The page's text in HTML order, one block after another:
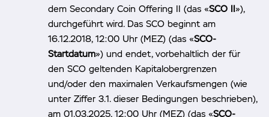
dem Secondary Coin Offering II (das «SCO II»),
durchgeführt wird. Das SCO beginnt am
16.12.2018, 12:00 Uhr (MEZ) (das «SCO-
Startdatum») und endet, vorbehaltlich der für
den SCO geltenden Kapitalobergrenzen
und/oder den maximalen Verkaufsmengen (wie
unter Ziffer 3.1. dieser Bedingungen beschrieben),
am 01.03.2025, 12:00 Uhr (MEZ) (das «SCO-